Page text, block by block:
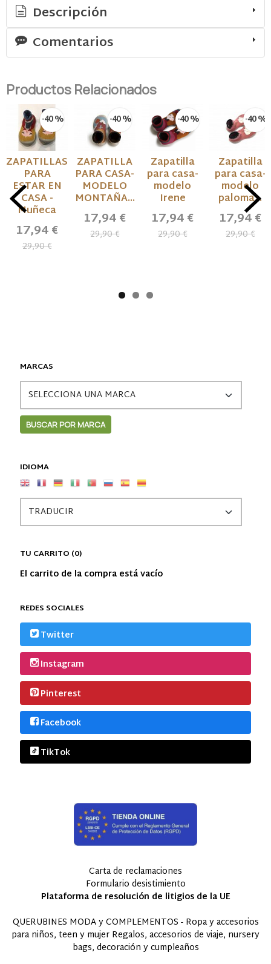
MARCAS
IDIOMA
TU CARRITO (0)
El carrito de la compra está vacío
REDES SOCIALES
Twitter
Instagram
Pinterest
Facebook
TikTok
Descripción
Comentarios
Productos Relacionados
-40 %
ZAPATILLAS
PARA
ESTAR EN
CASA -
Muñeca
17,94 €
29,90 €
-40 %
ZAPATILLA
PARA CASA-
MODELO
MONTAÑA...
17,94 €
29,90 €
-40 %
Zapatilla
para casa-
modelo
Irene
17,94 €
29,90 €
-40 %
Zapatilla
para casa-
modelo
paloma...
17,94 €
29,90 €
Carta de reclamaciones
Formulario desistimiento
Plataforma de resolución de litigios de la UE
QUERUBINES MODA y COMPLEMENTOS - Ropa y accesorios
para niños, teen y mujer Regalos, accesorios de viaje, nursery
bags, decoración y cumpleaños